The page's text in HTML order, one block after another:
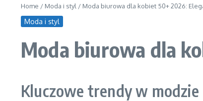
Home / Moda i styl / Moda biurowa dla kobiet 50+ 2026:
Moda i styl
Moda biurowa dla
Kluczowe trendy w